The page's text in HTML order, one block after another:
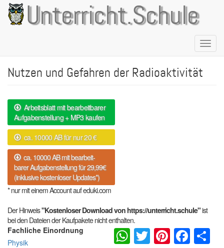
Direkt
zum
Inhalt
Unterricht.Schule
Nutzen und Gefahren der Radioaktivität
Arbeitsblatt mit bearbeitbarer
Aufgabenstellung + MP3 kaufen
ca. 10000 AB für nur 20 €
ca. 10000 AB mit bearbeit-
barer Aufgabenstellung für 29,99€
(inklusive kostenloser Updates*)
* nur mit einem Account auf eduki.com
Der Hinweis"Kostenloser Download von https://unterricht.schule"ist
bei den Dateien der Kaufpakete nicht enthalten.
Fachliche Einordnung
Physik
WhatsApp
Twitter